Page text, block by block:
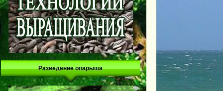
Разведение опарыша